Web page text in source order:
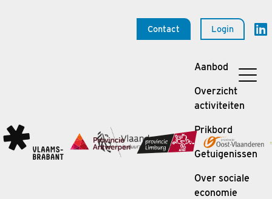
Contact Login
Aanbod
Overzicht
activiteiten
Prikbord
Getuigenissen
Over sociale
economie